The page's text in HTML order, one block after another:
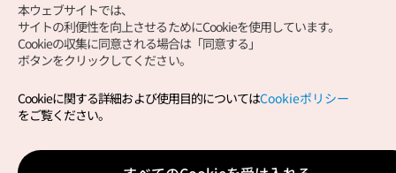
Copyright (c) Korea Tourism Organization All Rights
サイトエラー報告公式メール
japanese@knto.or.kr
本ウェブサイトでは、
サイトの利便性を向上させるためにCookieを使用しています。
Cookieの収集に同意される場合は「同意する」
ボタンをクリックしてください。
Cookieに関する詳細および使用目的についてはCookieポリシー
をご覧ください。